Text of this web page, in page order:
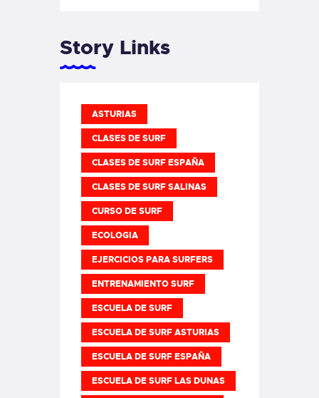
Story Links
ASTURIAS
CLASES DE SURF
CLASES DE SURF ESPAÑA
CLASES DE SURF SALINAS
CURSO DE SURF
ECOLOGIA
EJERCICIOS PARA SURFERS
ENTRENAMIENTO SURF
ESCUELA DE SURF
ESCUELA DE SURF ASTURIAS
ESCUELA DE SURF ESPAÑA
ESCUELA DE SURF LAS DUNAS